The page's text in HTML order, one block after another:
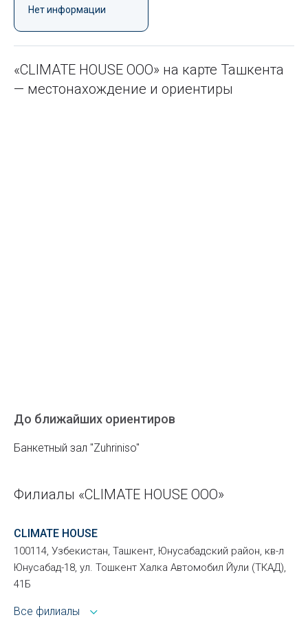
Нет информации
«CLIMATE HOUSE ООО» на карте Ташкента
— местонахождение и ориентиры
До ближайших ориентиров
Банкетный зал "Zuhriniso"
Филиалы «CLIMATE HOUSE ООО»
CLIMATE HOUSE
100114, Узбекистан, Ташкент, Юнусабадский район, кв-л
Юнусабад-18, ул. Тошкент Халка Автомобил Йули (ТКАД),
41Б
Все филиалы